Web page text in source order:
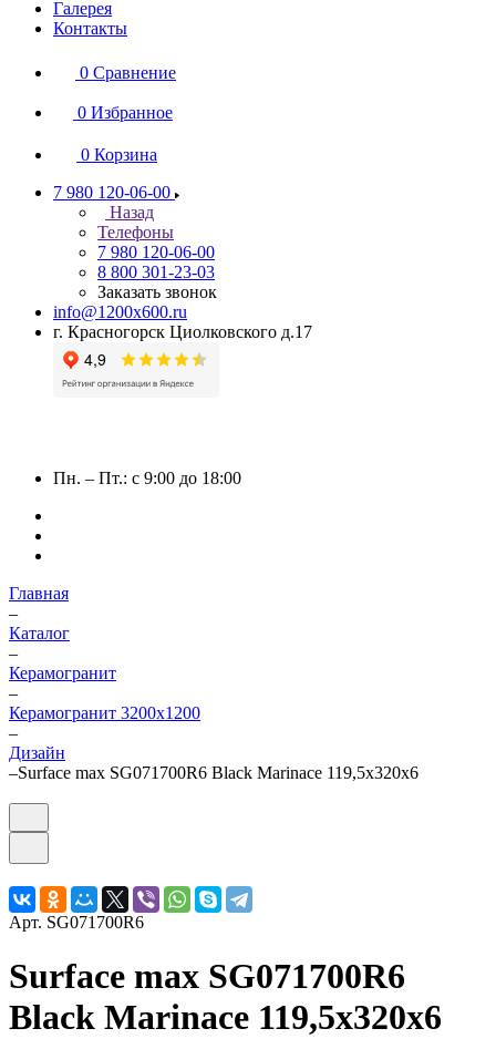
Галерея
Контакты
0 Сравнение
0 Избранное
0 Корзина
7 980 120-06-00
Назад
Телефоны
7 980 120-06-00
8 800 301-23-03
Заказать звонок
info@1200x600.ru
г. Красногорск Циолковского д.17
Пн. – Пт.: с 9:00 до 18:00
Главная
–
Каталог
–
Керамогранит
–
Керамогранит 3200х1200
–
Дизайн
–Surface max SG071700R6 Black Marinace 119,5x320х6
Арт. SG071700R6
Surface max SG071700R6
Black Marinace 119,5x320х6